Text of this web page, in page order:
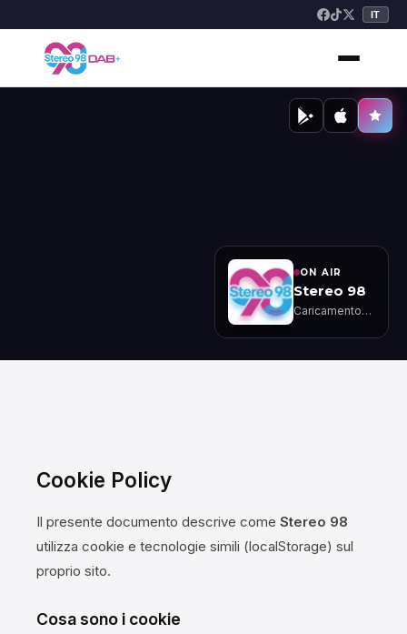
IT
ON AIR
Stereo 98
Caricamento…
Cookie Policy
Il presente documento descrive come Stereo 98
utilizza cookie e tecnologie simili (localStorage) sul
proprio sito.
Cosa sono i cookie